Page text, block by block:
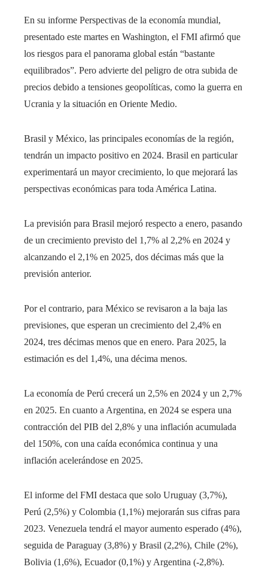
En su informe Perspectivas de la economía mundial,
presentado este martes en Washington, el FMI afirmó que
los riesgos para el panorama global están “bastante
equilibrados”. Pero advierte del peligro de otra subida de
precios debido a tensiones geopolíticas, como la guerra en
Ucrania y la situación en Oriente Medio.
Brasil y México, las principales economías de la región,
tendrán un impacto positivo en 2024. Brasil en particular
experimentará un mayor crecimiento, lo que mejorará las
perspectivas económicas para toda América Latina.
La previsión para Brasil mejoró respecto a enero, pasando
de un crecimiento previsto del 1,7% al 2,2% en 2024 y
alcanzando el 2,1% en 2025, dos décimas más que la
previsión anterior.
Por el contrario, para México se revisaron a la baja las
previsiones, que esperan un crecimiento del 2,4% en
2024, tres décimas menos que en enero. Para 2025, la
estimación es del 1,4%, una décima menos.
La economía de Perú crecerá un 2,5% en 2024 y un 2,7%
en 2025. En cuanto a Argentina, en 2024 se espera una
contracción del PIB del 2,8% y una inflación acumulada
del 150%, con una caída económica continua y una
inflación acelerándose en 2025.
El informe del FMI destaca que solo Uruguay (3,7%),
Perú (2,5%) y Colombia (1,1%) mejorarán sus cifras para
2023. Venezuela tendrá el mayor aumento esperado (4%),
seguida de Paraguay (3,8%) y Brasil (2,2%), Chile (2%),
Bolivia (1,6%), Ecuador (0,1%) y Argentina (-2,8%).